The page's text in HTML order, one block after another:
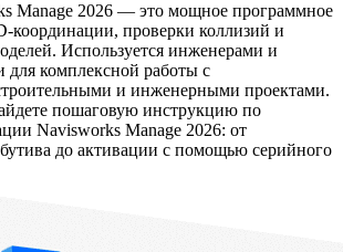
Manage 2026 — это мощное программное
координации, проверки коллизий и
Используется инженерами и
комплексной работы с
и инженерными проектами.
пошаговую инструкцию по
Navisworks Manage 2026: от
до активации с помощью серийного